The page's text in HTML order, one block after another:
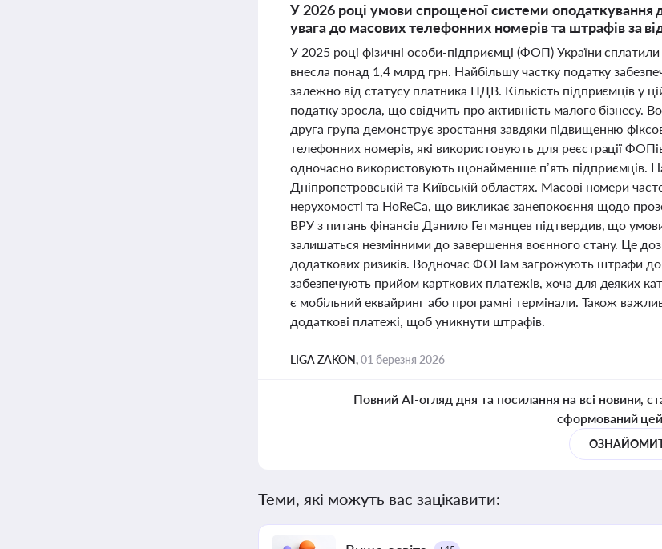
У 2026 році умови спрощеної системи
увага до масових телефонних номерів та штрафів за
У 2025 році фізичні особи-підприємці (ФОП) України
внесла понад 1,4 млрд грн. Найбільшу частку податку
залежно від статусу платника ПДВ. Кількість підприємців у
податку зросла, що свідчить про активність малого бізнесу.
друга група демонструє зростання завдяки підвищенню
телефонних номерів, які використовують для реєстрації
одночасно використовують щонайменше п’ять підприємців.
Дніпропетровській та Київській областях. Масові номери
нерухомості та HoReCa, що викликає занепокоєння щодо
ВРУ з питань фінансів Данило Гетманцев підтвердив, що
залишаться незмінними до завершення воєнного стану. Це
додаткових ризиків. Водночас ФОПам загрожують штрафи до
забезпечують прийом карткових платежів, хоча для деяких
є мобільний еквайринг або програмні термінали. Також
додаткові платежі, щоб уникнути штрафів.
LIGA ZAKON,01 березня 2026
Повний AI-огляд дня та посилання на всі новини,
сформований
Теми, які можуть вас зацікавити: